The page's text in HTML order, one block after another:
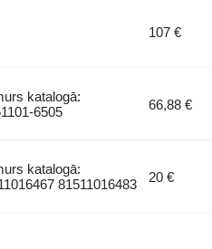
107 €
katalogā:
6505
66,88 €
katalogā:
81511016483
20 €